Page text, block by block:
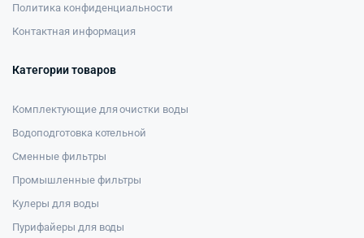
Политика конфиденциальности
Контактная информация
Категории товаров
Комплектующие для очистки воды
Водоподготовка котельной
Сменные фильтры
Промышленные фильтры
Кулеры для воды
Пурифайеры для воды